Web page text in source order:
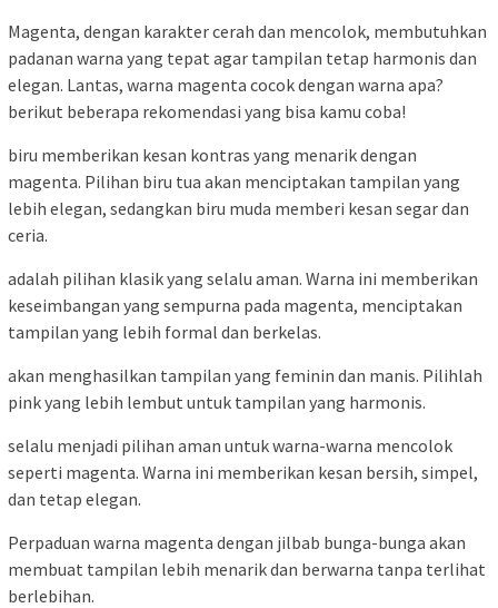
Magenta, dengan karakter cerah dan mencolok, membutuhkan
padanan warna yang tepat agar tampilan tetap harmonis dan
elegan. Lantas, warna magenta cocok dengan warna apa?
berikut beberapa rekomendasi yang bisa kamu coba!
biru memberikan kesan kontras yang menarik dengan
magenta. Pilihan biru tua akan menciptakan tampilan yang
lebih elegan, sedangkan biru muda memberi kesan segar dan
ceria.
adalah pilihan klasik yang selalu aman. Warna ini memberikan
keseimbangan yang sempurna pada magenta, menciptakan
tampilan yang lebih formal dan berkelas.
akan menghasilkan tampilan yang feminin dan manis. Pilihlah
pink yang lebih lembut untuk tampilan yang harmonis.
selalu menjadi pilihan aman untuk warna-warna mencolok
seperti magenta. Warna ini memberikan kesan bersih, simpel,
dan tetap elegan.
Perpaduan warna magenta dengan jilbab bunga-bunga akan
membuat tampilan lebih menarik dan berwarna tanpa terlihat
berlebihan.